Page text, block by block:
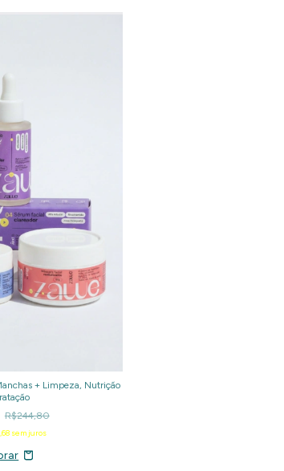
+ Limpeza, Nutrição
R$244,80
sem juros